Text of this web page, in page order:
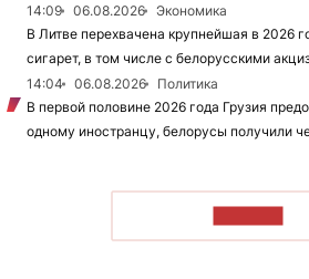
14:09
06.08.2026
Экономика
В Литве перехвачена крупнейшая в 2026
сигарет, в том числе с белорусскими
14:04
06.08.2026
Политика
В первой половине 2026 года Грузия
одному иностранцу, белорусы получили